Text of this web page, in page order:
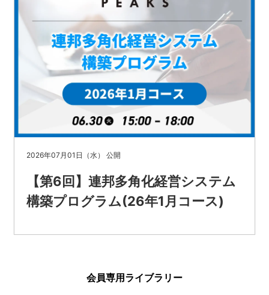
2026年07月01日（水） 公開
【第6回】連邦多角化経営システム
構築プログラム(26年1月コース)
会員専用ライブラリー